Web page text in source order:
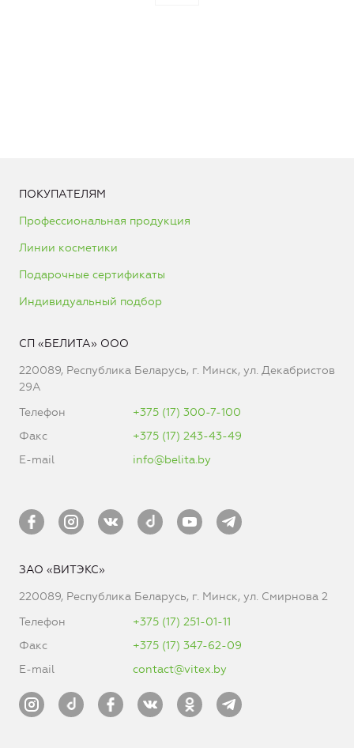
ПОКУПАТЕЛЯМ
Профессиональная продукция
Линии косметики
Подарочные сертификаты
Индивидуальный подбор
СП «БЕЛИТА» ООО
220089, Республика Беларусь, г. Минск, ул. Декабристов
29А
Телефон
+375 (17) 300-7-100
Факс
+375 (17) 243-43-49
E-mail
info@belita.by
ЗАО «ВИТЭКС»
220089, Республика Беларусь, г. Минск, ул. Смирнова 2
Телефон
+375 (17) 251-01-11
Факс
+375 (17) 347-62-09
E-mail
contact@vitex.by